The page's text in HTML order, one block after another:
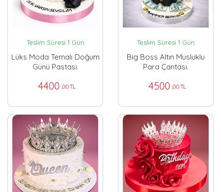
Teslim Süresi 1 Gün
Lüks Moda Temalı Doğum
Günü Pastası.
4400 ,00 TL
Teslim Süresi 1 Gün
Big Boss Altın Musluklu
Para Çantası.
4500 ,00 TL